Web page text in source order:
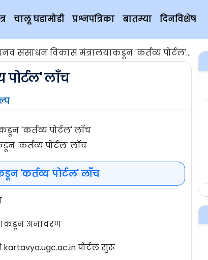
चालू घडामोडी प्रश्नपत्रिका बातम्या दिनविशेष
संसाधन विकास मंत्रालयाकडून 'कर्तव्य पोर्टल' लॉंच
पोर्टल' लॉंच
'कर्तव्य पोर्टल' लॉंच
'कर्तव्य पोर्टल' लॉंच
अनावरण
kartavya.ugc.ac.in पोर्टल सुरू